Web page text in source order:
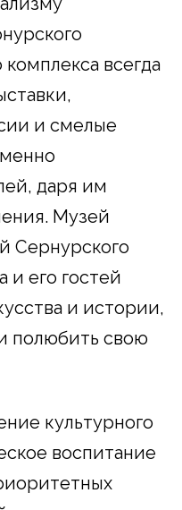
всегда
и смелые
даря им
Музей
Сернурского
и его гостей
и истории,
полюбить свою
культурного
воспитание